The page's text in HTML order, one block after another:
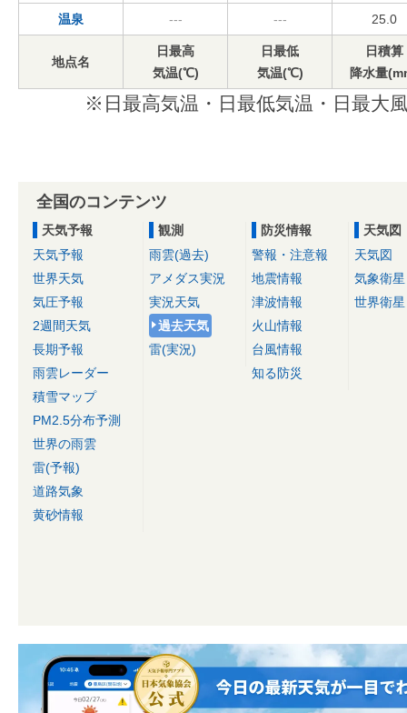
温泉 --- --- 25.0
地点名
日最高
気温(℃)
日最低
気温(℃)
日積算
降水量
※日最高気温・日最低気温・日最大
全国のコンテンツ
天気予報
天気予報
世界天気
気圧予報
2週間天気
長期予報
雨雲レーダー
積雪マップ
PM2.5分布予測
世界の雨雲
雷(予報)
道路気象
黄砂情報
観測
雨雲(過去)
アメダス実況
実況天気
過去天気
雷(実況)
防災情報
警報・注意報
地震情報
津波情報
火山情報
台風情報
知る防災
天気図
天気図
気象衛星
世界衛星